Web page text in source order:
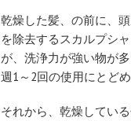
乾燥した髪、の前に、
を除去するスカルプシ
が、洗浄力が強い物が
週1～2回の使用にとど
それから、乾燥してい